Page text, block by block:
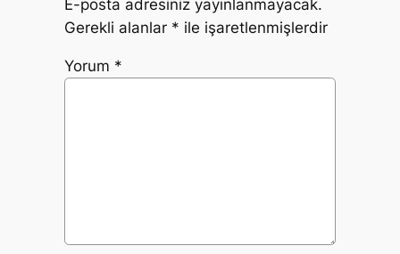
E-posta adresiniz yayınlanmayacak.
Gerekli alanlar * ile işaretlenmişlerdir
Yorum *